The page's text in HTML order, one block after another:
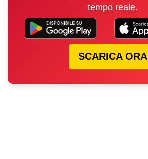
tempo reale.
SCARICA ORA